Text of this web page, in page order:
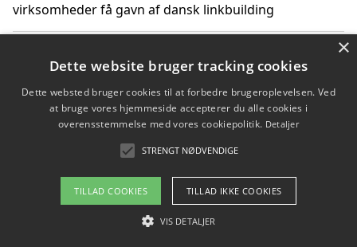
virksomheder få gavn af dansk linkbuilding
får du indgår et samarbejde
Hold et møde med en WordPress ekspert og vælg den
mest professionelle til at vedligeholde din løsning
Copyright 2026 - Pilanto Aps
Om / kontakt
×
Dette website bruger tracking cookies
Dette websted bruger cookies til at forbedre brugeroplevelsen. Ved
at bruge vores hjemmeside accepterer du alle cookies i
overensstemmelse med vores cookiepolitik. Detaljer
STRENGT NØDVENDIGE
TILLAD COOKIES TILLAD IKKE COOKIES
VIS DETALJER